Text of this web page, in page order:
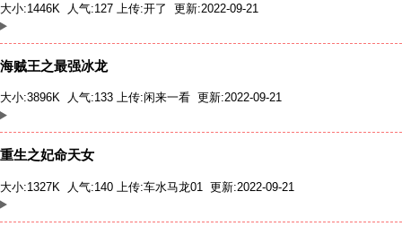
大小:1446K 人气:127 上传:开了 更新:2022-09-21
海贼王之最强冰龙
大小:3896K 人气:133 上传:闲来一看 更新:2022-09-21
重生之妃命天女
大小:1327K 人气:140 上传:车水马龙01 更新:2022-09-21